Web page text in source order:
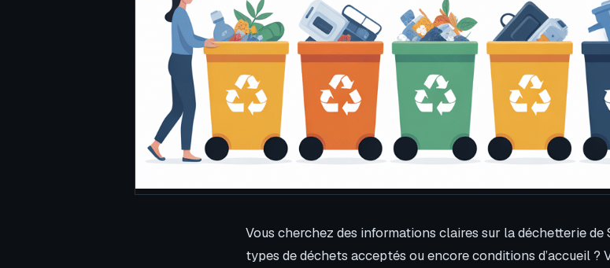
Vous cherchez des informations claires sur la déchetterie de
types de déchets acceptés ou encore conditions d’accueil ?